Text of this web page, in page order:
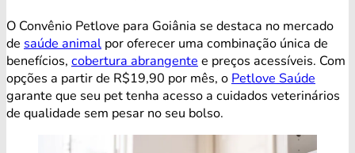
O Convênio Petlove para Goiânia se destaca no mercado
de saúde animal por oferecer uma combinação única de
benefícios, cobertura abrangente e preços acessíveis. Com
opções a partir de R$19,90 por mês, o Petlove Saúde
garante que seu pet tenha acesso a cuidados veterinários
de qualidade sem pesar no seu bolso.